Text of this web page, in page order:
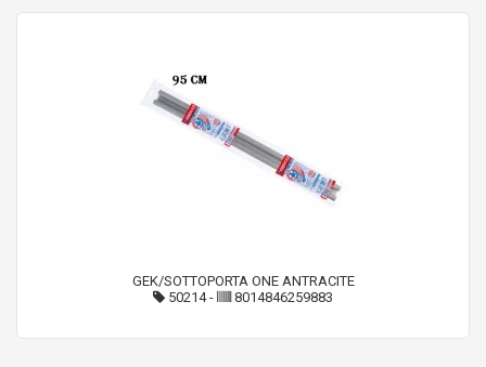
GEK/SOTTOPORTA ONE ANTRACITE
50214- 8014846259883